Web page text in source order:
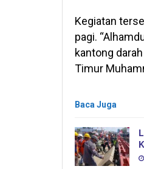
Kegiatan
pagi.
kantong
Timur
Baca Juga